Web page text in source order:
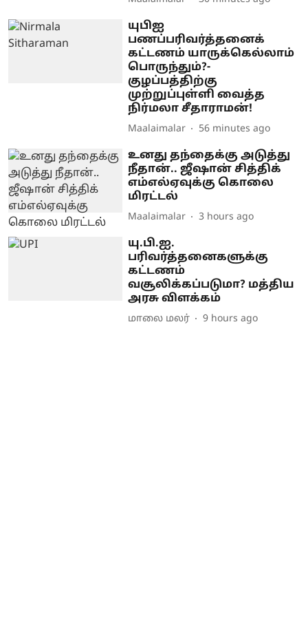
யுபிஐ
பணப்பரிவர்த்தனைக்
கட்டணம் யாருக்கெல்லாம்
பொருந்தும்?-
குழப்பத்திற்கு
முற்றுப்புள்ளி வைத்த
நிர்மலா சீதாராமன்!
Maalaimalar 56 minutes ago
உனது தந்தைக்கு அடுத்து
நீதான்.. ஜீஷான் சித்திக்
எம்எல்ஏவுக்கு கொலை
மிரட்டல்
Maalaimalar 3 hours ago
யு.பி.ஐ.
பரிவர்த்தனைகளுக்கு
கட்டணம்
வசூலிக்கப்படுமா? மத்திய
அரசு விளக்கம்
மாலை மலர் 9 hours ago